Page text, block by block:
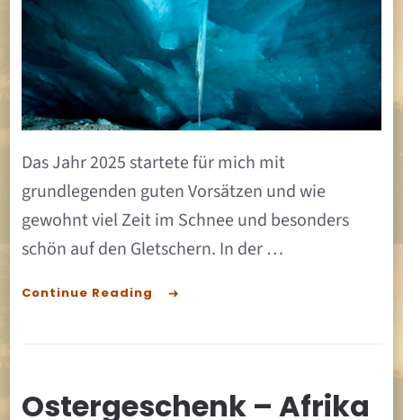
2025
–
Gute
Vorsätze
Part
1
Das Jahr 2025 startete für mich mit
grundlegenden guten Vorsätzen und wie
gewohnt viel Zeit im Schnee und besonders
schön auf den Gletschern. In der …
Continue Reading
Ostergeschenk – Afrika